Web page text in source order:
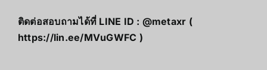
ติดต่อสอบถามได้ที่ LINE ID : @metaxr (
https://lin.ee/MVuGWFC )